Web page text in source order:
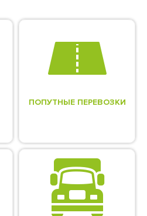
ПОПУТНЫЕ ПЕРЕВОЗКИ